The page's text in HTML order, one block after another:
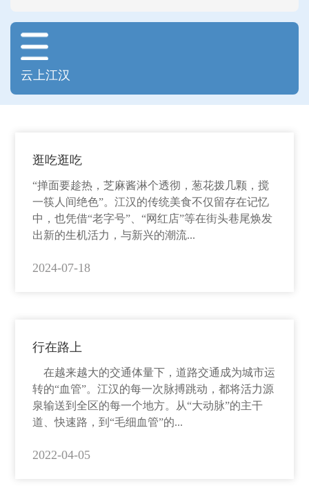
云上江汉
逛吃逛吃
“掸面要趁热，芝麻酱淋个透彻，葱花拨几颗，搅
一筷人间绝色”。江汉的传统美食不仅留存在记忆
中，也凭借“老字号”、“网红店”等在街头巷尾焕发
出新的生机活力，与新兴的潮流...
2024-07-18
行在路上
在越来越大的交通体量下，道路交通成为城市运
转的“血管”。江汉的每一次脉搏跳动，都将活力源
泉输送到全区的每一个地方。从“大动脉”的主干
道、快速路，到“毛细血管”的...
2022-04-05